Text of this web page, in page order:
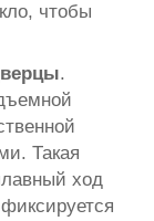
чтобы
.
Такая
ход